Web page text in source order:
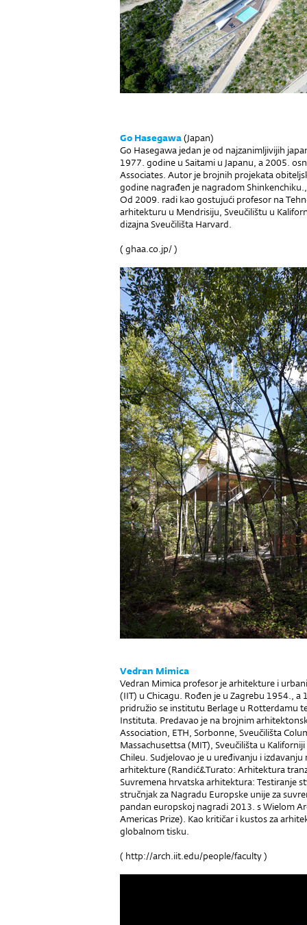
Go Hasegawa(Japan)
Go Hasegawa jedan je od najzanimljivijih
1977. godine u Saitami u Japanu, a 2005.
Associates. Autor je brojnih projekata
godine nagrađen je nagradom
Od 2009. radi kao gostujući profesor na
arhitekturu u Mendrisiju, Sveučilištu u
dizajna Sveučilišta Harvard.
( ghaa.co.jp/)
Vedran Mimica
Vedran Mimica profesor je arhitekture i
(IIT) u Chicagu. Rođen je u Zagrebu 1954.,
pridružio se institutu Berlage u Rotterdamu
Instituta. Predavao je na brojnim
Association, ETH, Sorbonne, Sveučilišta
Massachusettsa (MIT), Sveučilišta u
Chileu. Sudjelovao je u uređivanju i
arhitekture (Randić&Turato: Arhitektura
Suvremena hrvatska arhitektura: Testiranje
stručnjak za Nagradu Europske unije za
pandan europskoj nagradi 2013. s Wielom
Americas Prize). Kao kritičar i kustos za
globalnom tisku.
( http://arch.iit.edu/people/faculty)